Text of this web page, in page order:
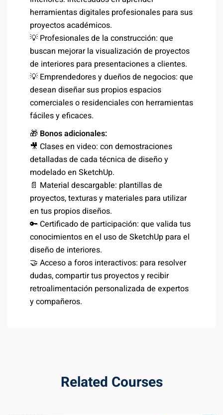
herramientas digitales profesionales para sus
proyectos académicos.
💡 Profesionales de la construcción: que
buscan mejorar la visualización de proyectos
de interiores para presentaciones a clientes.
💡 Emprendedores y dueños de negocios: que
desean diseñar sus propios espacios
comerciales o residenciales con herramientas
fáciles y eficaces.
🎁 Bonos adicionales:
🎥 Clases en video: con demostraciones
detalladas de cada técnica de diseño y
modelado en SketchUp.
📄 Material descargable: plantillas de
proyectos, texturas y materiales para utilizar
en tus propios diseños.
🔑 Certificado de participación: que valida tus
conocimientos en el uso de SketchUp para el
diseño de interiores.
🤝 Acceso a foros interactivos: para resolver
dudas, compartir tus proyectos y recibir
retroalimentación personalizada de expertos
y compañeros.
Related Courses